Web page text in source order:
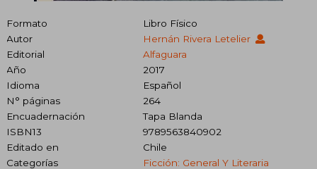
Formato
Libro Físico
Autor
Hernán Rivera Letelier
Editorial
Alfaguara
Año
2017
Idioma
Español
N° páginas
264
Encuadernación
Tapa Blanda
ISBN13
9789563840902
Editado en
Chile
Categorías
Ficción: General Y Literaria